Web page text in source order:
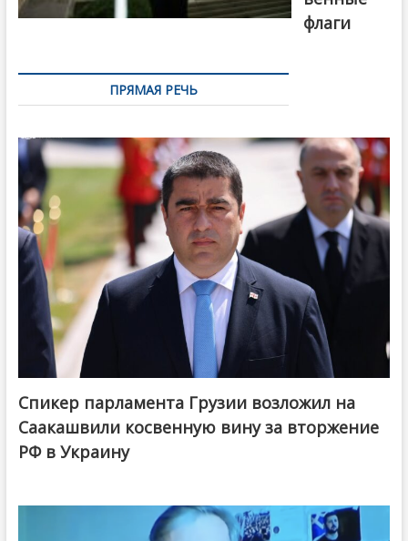
флаги
ПРЯМАЯ РЕЧЬ
Спикер парламента Грузии возложил на
Саакашвили косвенную вину за вторжение
РФ в Украину